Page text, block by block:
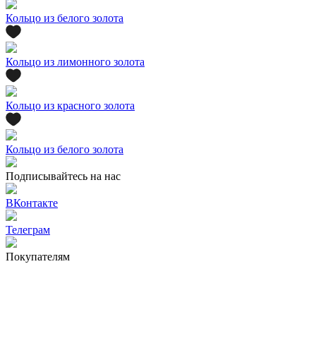
Кольцо из белого золота
Кольцо из лимонного золота
Кольцо из красного золота
Кольцо из белого золота
Подписывайтесь на нас
ВКонтакте
Телеграм
Покупателям